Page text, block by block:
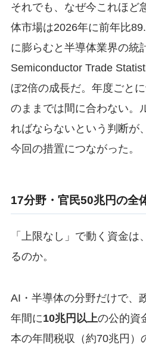
それでも、なぜ今これほど
体市場は2026年に前年比
に膨らむと半導体業界の統
Semiconductor Trade
ぼ2倍の成長だ。年度ごと
のままでは間に合わない。
ればならないという判断が
今回の措置につながった。
17分野・官民50兆円の全
「上限なし」で動く資金
るのか。
AI・半導体の分野だけで、
年間に10兆円以上の公的資
本の年間税収（約70兆円）